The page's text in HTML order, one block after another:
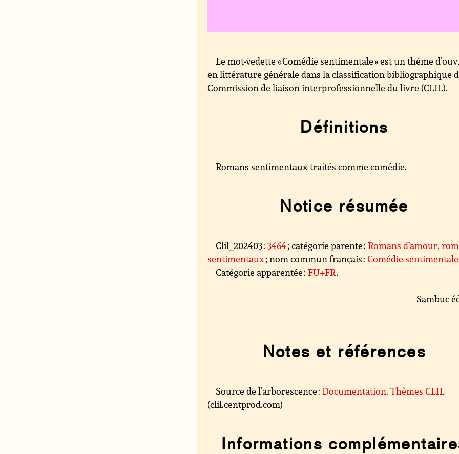
Le mot-vedette « Comédie sentimentale » est un thème
en littérature générale dans la classification bibliographique
Commission de liaison interprofessionnelle du livre (CLIL).
Définitions
Romans sentimentaux traités comme comédie.
Notice résumée
Clil_202403 :3464; catégorie parente :Romans d’amour,
sentimentaux; nom commun français :Comédie sentimentale
Catégorie apparentée :FU+FR.
Sambuc
Notes et références
Source de l’arborescence :Documentation. Thèmes CLIL
(clil.centprod.com)
Informations